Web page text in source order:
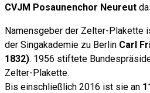
CVJM Posaunenchor Neureut
Namensgeber der Zelter-Plakette
der Singakademie zu Berlin Carl
1832). 1956 stiftete
Zelter-Plakette.
Bis einschließlich 2016 ist sie an